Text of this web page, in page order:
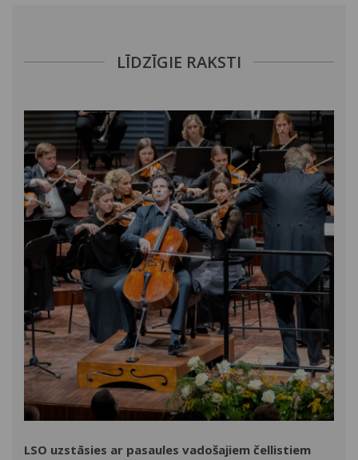
LĪDZĪGIE RAKSTI
LSO uzstāsies ar pasaules vadošajiem čellistiem